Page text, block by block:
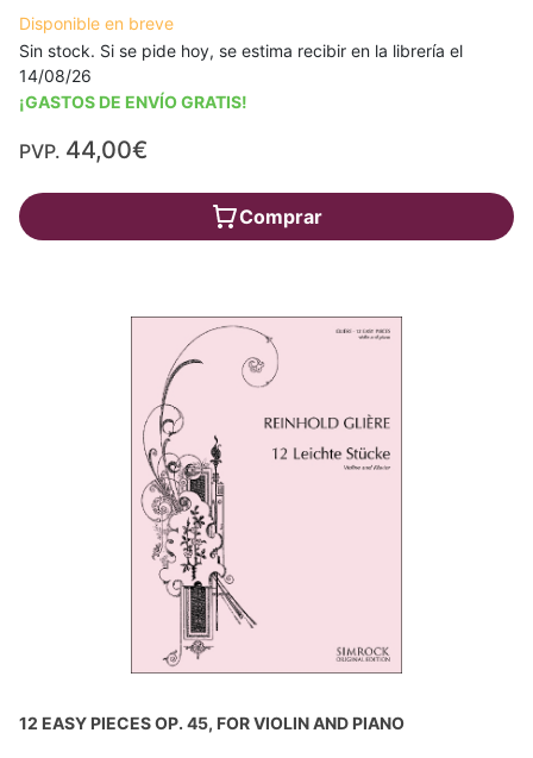
Disponible en breve
Sin stock. Si se pide hoy, se estima recibir en la librería el
14/08/26
¡GASTOS DE ENVÍO GRATIS!
PVP. 44,00€
Comprar
12 EASY PIECES OP. 45, FOR VIOLIN AND PIANO